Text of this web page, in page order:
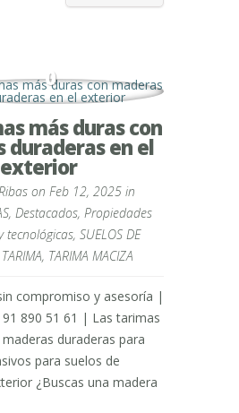
0
más duras con
duraderas en el
exterior
on Feb 12, 2025 in
, Destacados, Propiedades
tecnológicas, SUELOS DE
TARIMA, TARIMA MACIZA
compromiso y asesoría |
890 51 61 | Las tarimas
duraderas para
para suelos de
¿Buscas una madera